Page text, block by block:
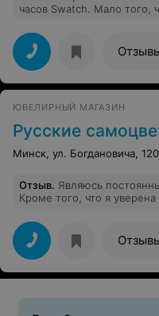
часов Swatch. Мало того,
бесплатно даже в
предупредила, что услуга
можно и самому). Просто
ЮВЕЛИРНЫЙ МАГАЗИН
Русские
Минск, ул. Богдановича, 120
Отзыв. Являюсь
Кроме того, что я
ассортиментом и
атмосфера и